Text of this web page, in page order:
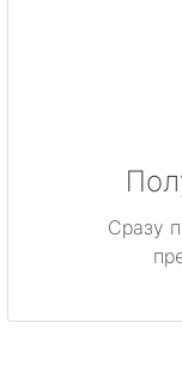
Сразу